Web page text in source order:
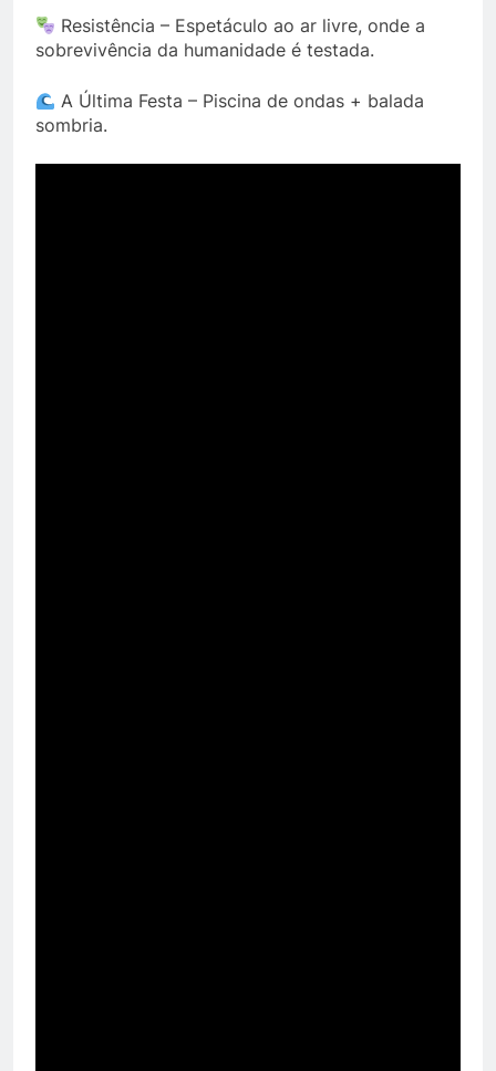
Resistência – Espetáculo ao ar livre, onde a
sobrevivência da humanidade é testada.
A Última Festa – Piscina de ondas + balada
sombria.